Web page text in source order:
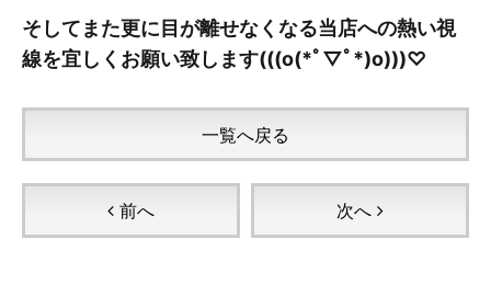
そしてまた更に目が離せなくなる当店への熱い視
線を宜しくお願い致します(((o(*ﾟ▽ﾟ*)o)))♡
前へ
一覧へ戻る
次へ